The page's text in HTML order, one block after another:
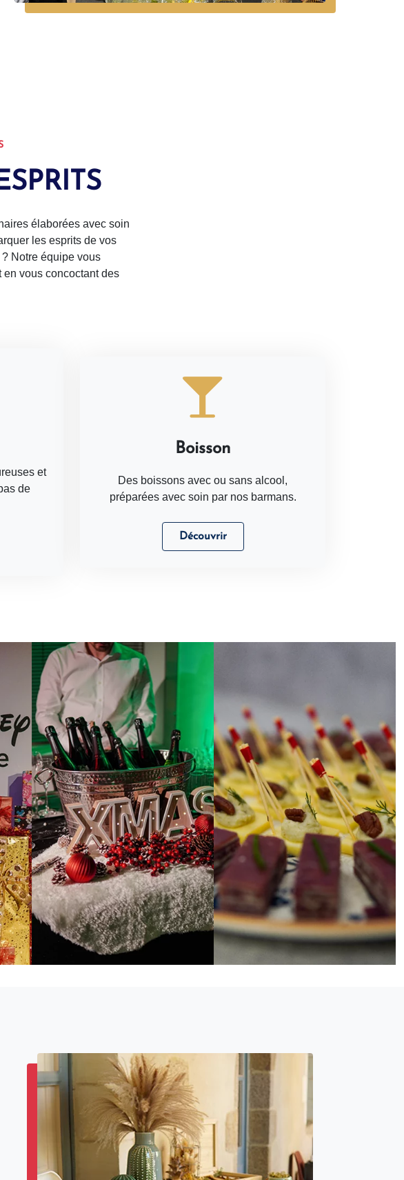
élaborées avec soin
les esprits de vos
Notre équipe vous
vous concoctant des
et
de
Boisson
Des boissons avec ou sans alcool,
préparées avec soin par nos barmans.
Découvrir